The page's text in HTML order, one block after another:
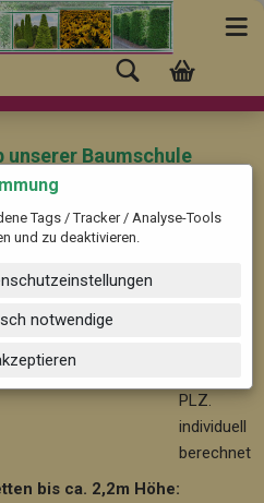
unserer Baumschule
am Harmersbach" mit
nach PLZ. individuell
PLZ.
individuell
berechnet
bis ca. 2,2m Höhe:
Tags / Tracker / Analyse-Tools
und zu deaktivieren.
notwendige